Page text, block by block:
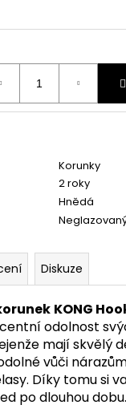
Korunky
2 roky
Hnědá
Diskuze
KONG
odolnost
mají skvělý
vůči
Díky tomu si
po dlouhou dobu.